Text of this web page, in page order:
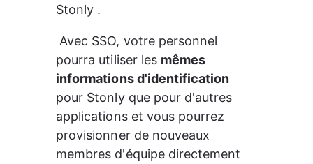
Stonly .
pourra utiliser les mêmes
informations d'identification
pour Stonly que pour d'autres
applications et vous pourrez
provisionner de nouveaux
membres d'équipe directement